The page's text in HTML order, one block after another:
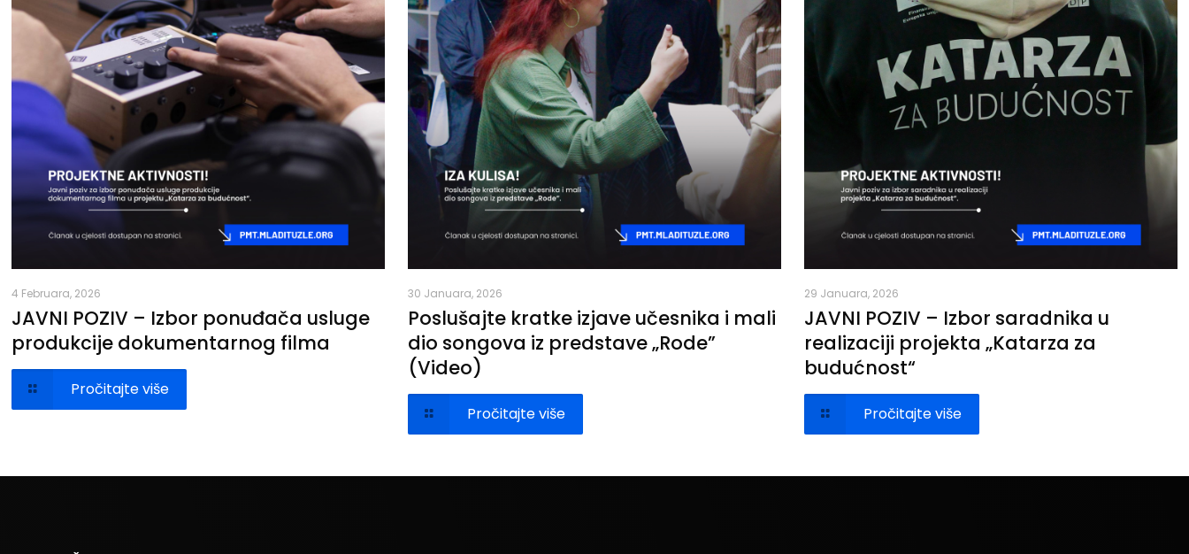
4 Februara, 2026
JAVNI POZIV – Izbor ponuđača usluge
produkcije dokumentarnog filma
Pročitajte više
30 Januara, 2026
Poslušajte kratke izjave učesnika i mali
dio songova iz predstave „Rode”
(Video)
Pročitajte više
29 Januara, 2026
JAVNI POZIV – Izbor saradnika u
realizaciji projekta „Katarza za
budućnost“
Pročitajte više